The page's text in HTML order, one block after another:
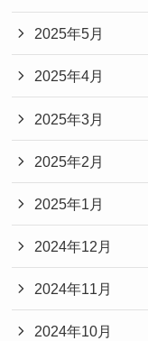
2025年5月
2025年4月
2025年3月
2025年2月
2025年1月
2024年12月
2024年11月
2024年10月